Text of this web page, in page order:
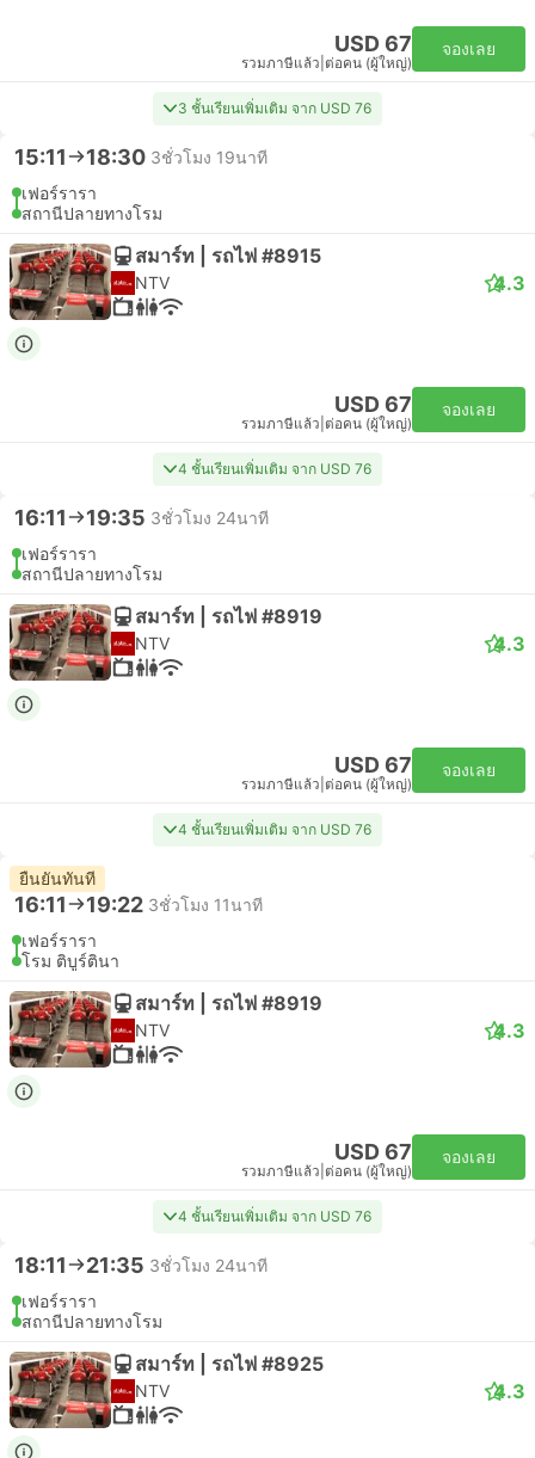
USD 67
รวมภาษีแล้ว ต่อคน (ผู้ใหญ่)
จองเลย
3 ชั้นเรียนเพิ่มเติม จาก USD 76
15:11 18:30 3ชั่วโมง 19นาที
เฟอร์รารา
สถานีปลายทางโรม
สมาร์ท | รถไฟ #8915
NTV 4.3
USD 67
รวมภาษีแล้ว ต่อคน (ผู้ใหญ่)
จองเลย
4 ชั้นเรียนเพิ่มเติม จาก USD 76
16:11 19:35 3ชั่วโมง 24นาที
เฟอร์รารา
สถานีปลายทางโรม
สมาร์ท | รถไฟ #8919
NTV 4.3
USD 67
รวมภาษีแล้ว ต่อคน (ผู้ใหญ่)
จองเลย
4 ชั้นเรียนเพิ่มเติม จาก USD 76
ยืนยันทันที
16:11 19:22 3ชั่วโมง 11นาที
เฟอร์รารา
โรม ติบูร์ตินา
สมาร์ท | รถไฟ #8919
NTV 4.3
USD 67
รวมภาษีแล้ว ต่อคน (ผู้ใหญ่)
จองเลย
4 ชั้นเรียนเพิ่มเติม จาก USD 76
18:11 21:35 3ชั่วโมง 24นาที
เฟอร์รารา
สถานีปลายทางโรม
สมาร์ท | รถไฟ #8925
NTV 4.3